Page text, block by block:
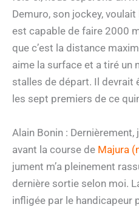
Demuro, son jockey, voulait
est capable de faire 2000
que c’est la distance
aime la surface et a tiré un
stalles de départ. Il devrait
les sept premiers de ce
Alain Bonin :
avant la course de Majura
jument m’a pleinement
dernière sortie selon moi.
infligée par le handicapeur